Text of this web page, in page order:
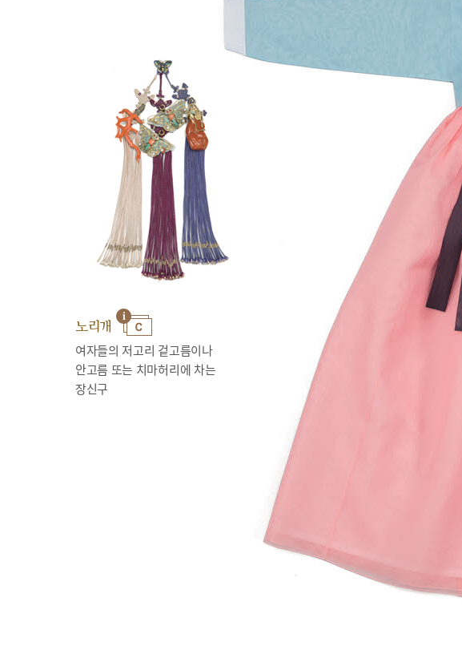
노리개
여자들의 저고리 겉고름이나
안고름 또는 치마허리에 차는
장신구